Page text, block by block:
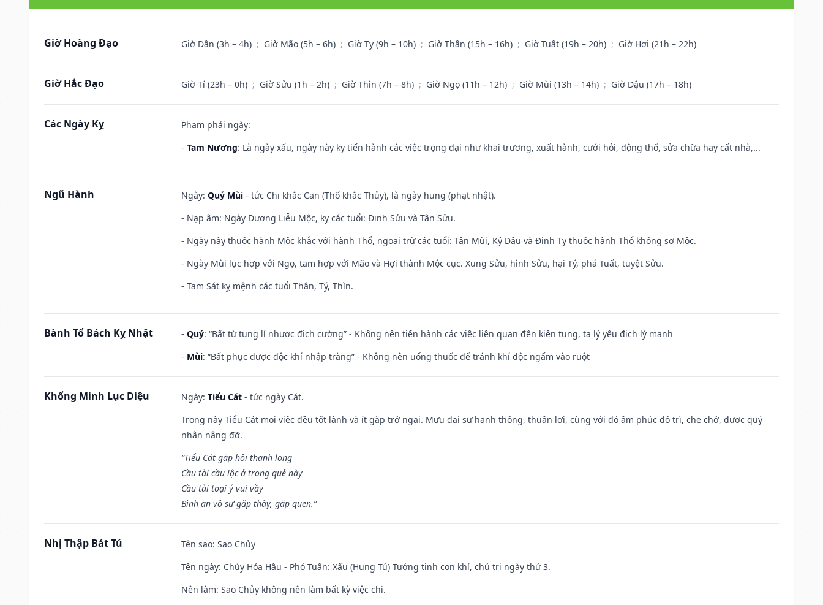
Giờ Hoàng Đạo Giờ Dần (3h – 4h) ; Giờ Mão (5h – 6h) ; Giờ Tỵ (9h – 10h) ; Giờ Thân (15h – 16h) ; Giờ Tuất (19h – 20h) ; Giờ Hợi (21h – 22h)
Giờ Hắc Đạo Giờ Tí (23h – 0h) ; Giờ Sửu (1h – 2h) ; Giờ Thìn (7h – 8h) ; Giờ Ngọ (11h – 12h) ; Giờ Mùi (13h – 14h) ; Giờ Dậu (17h – 18h)
Các Ngày Kỵ
Phạm phải ngày:
- Tam Nương: Là ngày xấu, ngày này kỵ tiến hành các việc trọng đại như khai trương, xuất hành, cưới hỏi, động thổ, sửa chữa hay cất nhà,...
Ngũ Hành Ngày: Quý Mùi - tức Chi khắc Can (Thổ khắc Thủy), là ngày hung (phạt nhật).
- Nạp âm: Ngày Dương Liễu Mộc, kỵ các tuổi: Đinh Sửu và Tân Sửu.
- Ngày này thuộc hành Mộc khắc với hành Thổ, ngoại trừ các tuổi: Tân Mùi, Kỷ Dậu và Đinh Tỵ thuộc hành Thổ không sợ Mộc.
- Ngày Mùi lục hợp với Ngọ, tam hợp với Mão và Hợi thành Mộc cục. Xung Sửu, hình Sửu, hại Tý, phá Tuất, tuyệt Sửu.
- Tam Sát kỵ mệnh các tuổi Thân, Tý, Thìn.
Bành Tổ Bách Kỵ Nhật - Quý: “Bất từ tụng lí nhược địch cường” - Không nên tiến hành các việc liên quan đến kiện tụng, ta lý yếu địch lý mạnh
- Mùi: “Bất phục dược độc khí nhập tràng” - Không nên uống thuốc để tránh khí độc ngấm vào ruột
Khổng Minh Lục Diệu Ngày: Tiểu Cát - tức ngày Cát.
Trong này Tiểu Cát mọi việc đều tốt lành và ít gặp trở ngại. Mưu đại sự hanh thông, thuận lợi, cùng với đó âm phúc độ trì, che chở, được quý
nhân nâng đỡ.
“Tiểu Cát gặp hội thanh long
Cầu tài cầu lộc ở trong quẻ này
Cầu tài toại ý vui vầy
Bình an vô sự gặp thầy, gặp quen.”
Nhị Thập Bát Tú Tên sao: Sao Chủy
Tên ngày: Chủy Hỏa Hầu - Phó Tuấn: Xấu (Hung Tú) Tướng tinh con khỉ, chủ trị ngày thứ 3.
Nên làm: Sao Chủy không nên làm bất kỳ việc chi.